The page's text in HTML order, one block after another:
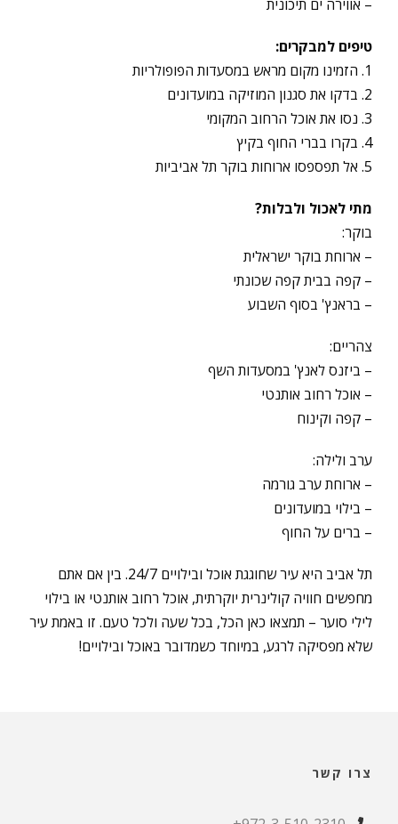
– אווירה ים תיכונית
טיפים למבקרים:
1. הזמינו מקום מראש במסעדות הפופולריות
2. בדקו את סגנון המוזיקה במועדונים
3. נסו את אוכל הרחוב המקומי
4. בקרו בברי החוף בקיץ
5. אל תפספסו ארוחות בוקר תל אביביות
מתי לאכול ולבלות?
בוקר:
– ארוחת בוקר ישראלית
– קפה בבית קפה שכונתי
– בראנץ' בסוף השבוע
צהריים:
– ביזנס לאנץ' במסעדות השף
– אוכל רחוב אותנטי
– קפה וקינוח
ערב ולילה:
– ארוחת ערב גורמה
– בילוי במועדונים
– ברים על החוף
תל אביב היא עיר שחוגגת אוכל ובילויים 24/7. בין אם אתם
מחפשים חוויה קולינרית יוקרתית, אוכל רחוב אותנטי או בילוי
לילי סוער – תמצאו כאן הכל, בכל שעה ולכל טעם. זו באמת עיר
שלא מפסיקה לרגע, במיוחד כשמדובר באוכל ובילויים!
צרו קשר